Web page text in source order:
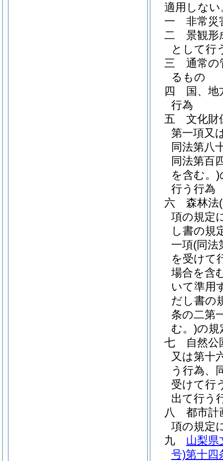
適用しない
一
非常災
二
景観形
として行
三
通常の
るもの
四
国、
行為
五
文化財
第一項又
同法第八
同法第百
を含む。)
行う行為
六
森林法
項の規定
し書の規
一項(同法
を受けて
場合を含
いて準用
だし書の
条の二第
む。)の規
七
自然公
又は第十
う行為、
受けて行
出て行う
八
都市計
項の規定
九
山梨県
号)第十四